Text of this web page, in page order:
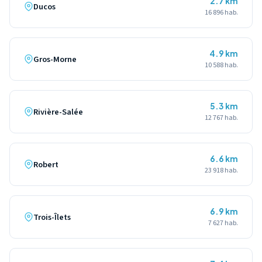
Ducos
16 896 hab.
Gros-Morne
4.9 km
10 588 hab.
Rivière-Salée
5.3 km
12 767 hab.
Robert
6.6 km
23 918 hab.
Trois-Îlets
6.9 km
7 627 hab.